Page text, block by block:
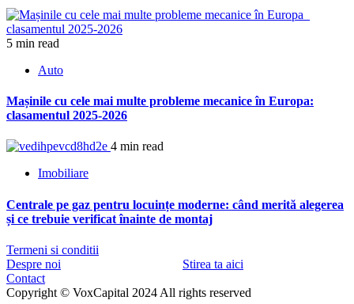
5 min read
Auto
Mașinile cu cele mai multe probleme mecanice în Europa:
clasamentul 2025-2026
4 min read
Imobiliare
Centrale pe gaz pentru locuințe moderne: când merită alegerea
și ce trebuie verificat înainte de montaj
Termeni si conditii
Despre noi
Stirea ta aici
Contact
Copyright © VoxCapital 2024 All rights reserved